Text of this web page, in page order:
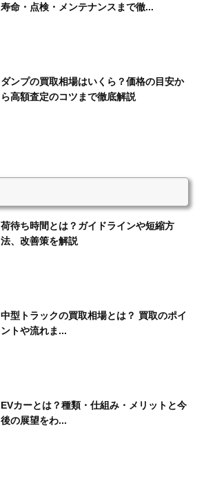
寿命・点検・メンテナンスまで徹...
ダンプの買取相場はいくら？価格の目安か
ら高額査定のコツまで徹底解説
荷待ち時間とは？ガイドラインや短縮方
法、改善策を解説
中型トラックの買取相場とは？ 買取のポイ
ントや流れま...
EVカーとは？種類・仕組み・メリットと今
後の展望をわ...